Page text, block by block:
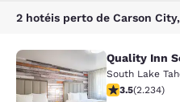
Quality Inn South
Quality Inn
South Lake
classificação
3.5(2.234)